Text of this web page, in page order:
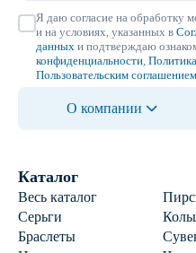
Я даю согласие на обработку
и на условиях, указанных в
данных и подтверждаю
конфиденциальности,
Пользовательским соглашением
О компании
Каталог
Весь каталог
Серьги
Браслеты